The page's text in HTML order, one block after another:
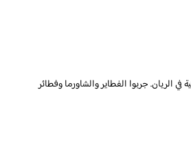
الريان. جربوا الفطاير والشاورما وفطائر